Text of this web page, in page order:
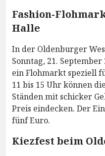
Fashion-
Halle
In der Oldenburger
Sonntag, 21. September
ein Flohmarkt speziell
11 bis 15 Uhr können
Ständen mit schicker
Preis eindecken. Der
fünf Euro.
Kiezfest beim